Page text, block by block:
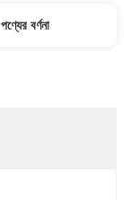
পণ্যের বর্ণনা